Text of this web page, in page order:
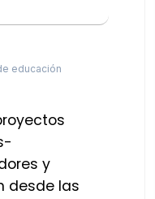
educación
y
desde las